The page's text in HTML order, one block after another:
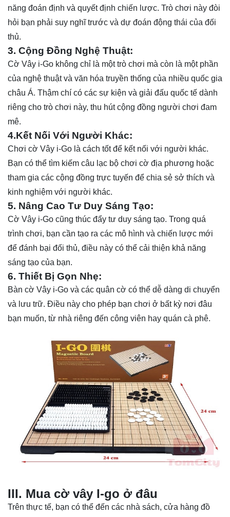
năng đoán định và quyết định chiến lược. Trò chơi này đòi
hỏi bạn phải suy nghĩ trước và dự đoán động thái của đối
thủ.
3. Cộng Đồng Nghệ Thuật:
Cờ Vây i-Go không chỉ là một trò chơi mà còn là một phần
của nghệ thuật và văn hóa truyền thống của nhiều quốc gia
châu Á. Thậm chí có các sự kiện và giải đấu quốc tế dành
riêng cho trò chơi này, thu hút cộng đồng người chơi đam
mê.
4.Kết Nối Với Người Khác:
Chơi cờ Vây i-Go là cách tốt để kết nối với người khác.
Bạn có thể tìm kiếm câu lạc bộ chơi cờ địa phương hoặc
tham gia các cộng đồng trực tuyến để chia sẻ sở thích và
kinh nghiệm với người khác.
5. Nâng Cao Tư Duy Sáng Tạo:
Cờ Vây i-Go cũng thúc đẩy tư duy sáng tạo. Trong quá
trình chơi, bạn cần tạo ra các mô hình và chiến lược mới
để đánh bại đối thủ, điều này có thể cải thiện khả năng
sáng tạo của bạn.
6. Thiết Bị Gọn Nhẹ:
Bàn cờ Vây i-Go và các quân cờ có thể dễ dàng di chuyển
và lưu trữ. Điều này cho phép bạn chơi ở bất kỳ nơi đâu
bạn muốn, từ nhà riêng đến công viên hay quán cà phê.
III. Mua cờ vây I-go ở đâu
Trên thực tế, bạn có thể đến các nhà sách, cửa hàng đồ